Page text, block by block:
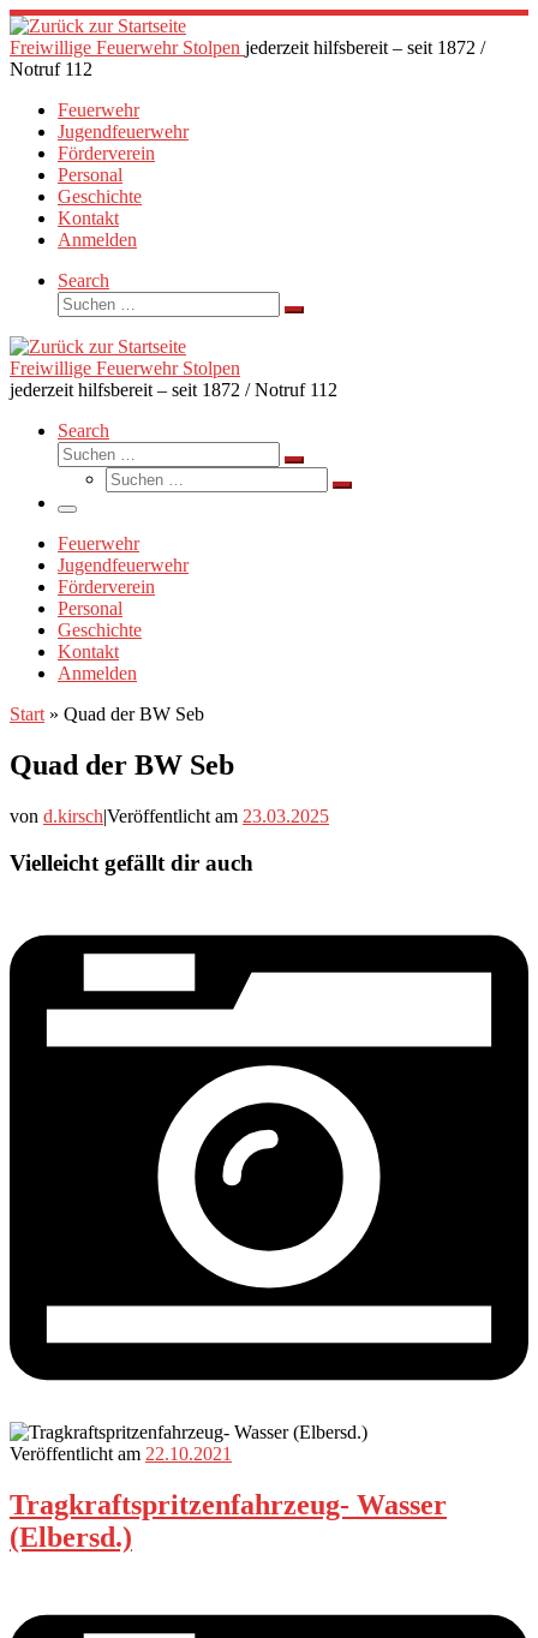
Zum
Inhalt
springen
Freiwillige Feuerwehr Stolpen jederzeit hilfsbereit – seit 1872 /
Notruf 112
Feuerwehr
Jugendfeuerwehr
Förderverein
Personal
Geschichte
Kontakt
Anmelden
Search
Suche
Suchen …
Freiwillige Feuerwehr Stolpen
jederzeit hilfsbereit – seit 1872 / Notruf 112
Search
Suche
Suchen …
Suche
Suchen …
Menü
Feuerwehr
Jugendfeuerwehr
Förderverein
Personal
Geschichte
Kontakt
Anmelden
Start » Quad der BW Seb
Quad der BW Seb
von d.kirsch|Veröffentlicht am 23.03.2025
Vielleicht gefällt dir auch
Veröffentlicht am 22.10.2021
Tragkraftspritzenfahrzeug- Wasser
(Elbersd.)